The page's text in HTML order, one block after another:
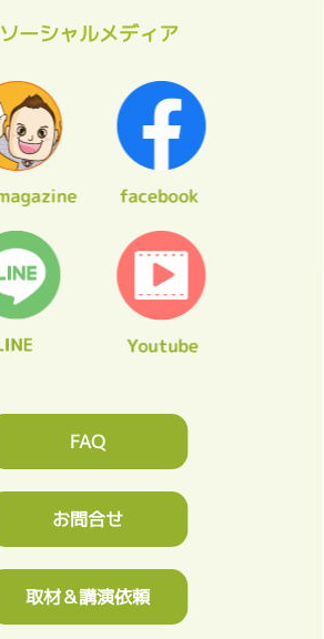
ソーシャルメディア
FAQ
お問合せ
取材＆講演依頼